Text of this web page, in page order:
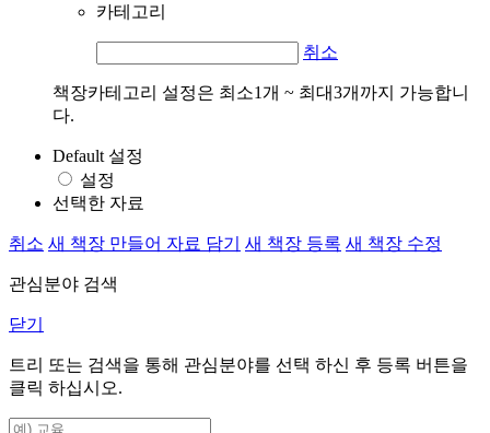
카테고리
취소
책장카테고리 설정은 최소1개 ~ 최대3개까지 가능합니
다.
Default 설정
설정
선택한 자료
취소 새 책장 만들어 자료 담기 새 책장 등록 새 책장 수정
관심분야 검색
닫기
트리 또는 검색을 통해 관심분야를 선택 하신 후 등록 버튼을
클릭 하십시오.